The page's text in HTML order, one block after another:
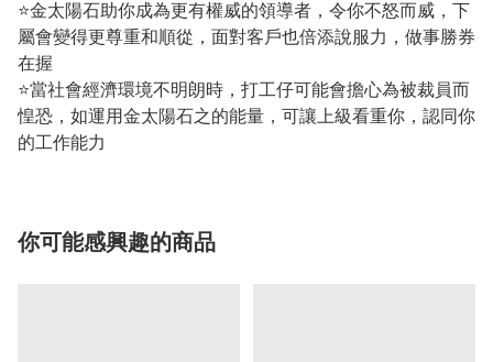
⭐金太陽石助你成為更有權威的領導者，令你不怒而威，下
屬會變得更尊重和順從，面對客戶也倍添說服力，做事勝券
在握
⭐當社會經濟環境不明朗時，打工仔可能會擔心為被裁員而
惶恐，如運用金太陽石之的能量，可讓上級看重你，認同你
的工作能力
你可能感興趣的商品